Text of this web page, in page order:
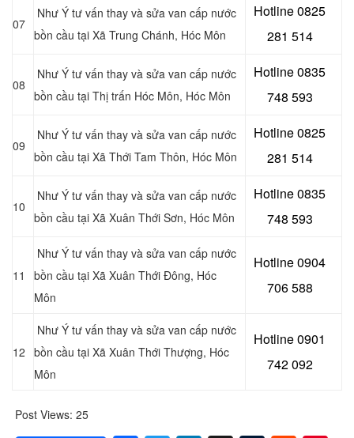
07
Như Ý tư vấn thay và sửa van cấp nước
bồn cầu tại Xã Trung Chánh, Hóc Môn
Hotline 0825
281 514
08
Như Ý tư vấn thay và sửa van cấp nước
bồn cầu tại Thị trấn Hóc Môn, Hóc Môn
Hotline 0835
748 593
09
Như Ý tư vấn thay và sửa van cấp nước
bồn cầu tại Xã Thới Tam Thôn, Hóc Môn
Hotline 0825
281 514
10
Như Ý tư vấn thay và sửa van cấp nước
bồn cầu tại Xã Xuân Thới Sơn, Hóc Môn
Hotline 0835
748 593
11
Như Ý tư vấn thay và sửa van cấp nước
bồn cầu tại Xã Xuân Thới Đông, Hóc
Môn
Hotline 0904
706 588
12
Như Ý tư vấn thay và sửa van cấp nước
bồn cầu tại Xã Xuân Thới Thượng, Hóc
Môn
Hotline 0901
742 092
Post Views: 25